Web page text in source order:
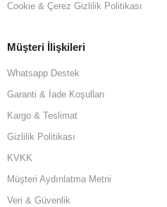
Cookie & Çerez Gizlilik Politikası
Müşteri İlişkileri
Whatsapp Destek
Garanti & İade Koşulları
Kargo & Teslimat
Gizlilik Politikası
KVKK
Müşteri Aydınlatma Metni
Veri & Güvenlik